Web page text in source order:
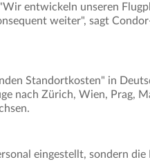
entwickeln unseren
weiter", sagt
Standortkosten" in
nach Zürich, Wien, Prag,
eingestellt, sondern die